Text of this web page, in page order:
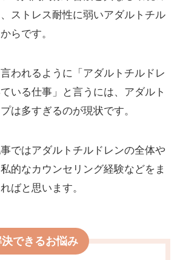
ストレス耐性に弱いアダルトチル
らです。
われるように「アダルトチルドレ
いる仕事」と言うには、アダルト
は多すぎるのが現状です。
ではアダルトチルドレンの全体や
的なカウンセリング経験などをま
ばと思います。
できるお悩み